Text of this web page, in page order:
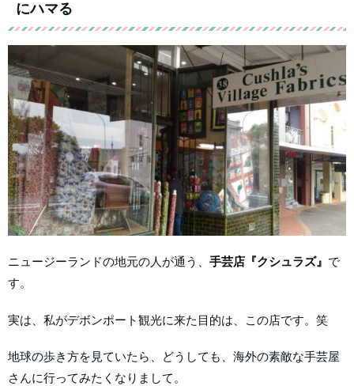
にハマる
ニュージーランドの地元の人が通う、 手芸店『クシュラズ』 で
す。
実は、私がデボンポート観光に来た目的は、この店です。笑
地球の歩き方を見ていたら、どうしても、海外の素敵な手芸屋
さんに行ってみたくなりまして。